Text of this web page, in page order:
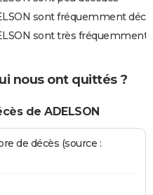
sont fréquemment
sont très fréquemment
nous ont quittés ?
de ADELSON
de décès (source :